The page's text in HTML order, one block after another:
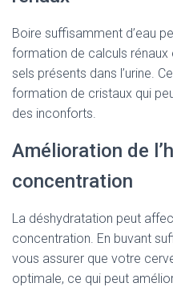
Boire suffisamment d’eau
formation de calculs rénaux
sels présents dans l’urine.
formation de cristaux qui
des inconforts.
Amélioration de
concentration
La déshydratation peut
concentration. En buvant
vous assurer que votre
optimale, ce qui peut